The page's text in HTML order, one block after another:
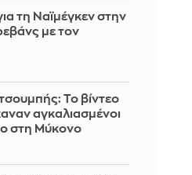
τη Ναϊμέγκεν στην
με τον
Το βίντεο
αγκαλιασμένοι
στη Μύκονο